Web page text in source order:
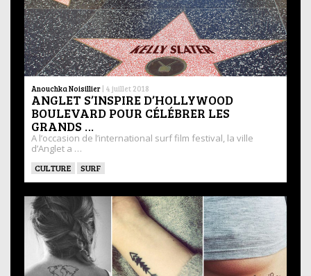
Anouchka Noisillier | 4 juillet 2018
ANGLET S’INSPIRE D’HOLLYWOOD
BOULEVARD POUR CÉLÉBRER LES
GRANDS …
A l’occasion de l’international surf film festival, la ville
d’Anglet a …
CULTURE SURF